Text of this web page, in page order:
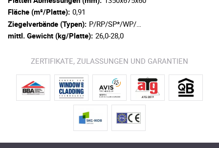
Fläche (m²/Platte): 0,91
Ziegelverbände (Typen): P/RP/SP*/WP/…
mittl. Gewicht (kg/Platte): 26,0-28,0
ZERTIFIKATE, ZULASSUNGEN UND GARANTIEN